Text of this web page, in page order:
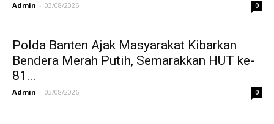
Admin - 03/08/2026 0
Polda Banten Ajak Masyarakat Kibarkan
Bendera Merah Putih, Semarakkan HUT ke-
81...
Admin - 03/08/2026 0